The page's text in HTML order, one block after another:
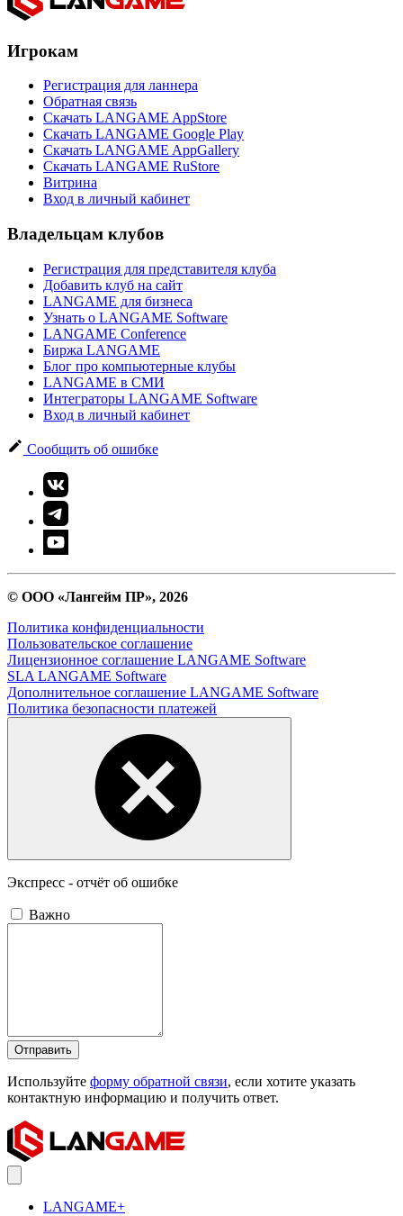
Игрокам
Регистрация для ланнера
Обратная связь
Скачать LANGAME AppStore
Скачать LANGAME Google Play
Скачать LANGAME AppGallery
Скачать LANGAME RuStore
Витрина
Вход в личный кабинет
Владельцам клубов
Регистрация для представителя клуба
Добавить клуб на сайт
LANGAME для бизнеса
Узнать о LANGAME Software
LANGAME Conference
Биржа LANGAME
Блог про компьютерные клубы
LANGAME в СМИ
Интеграторы LANGAME Software
Вход в личный кабинет
Сообщить об ошибке
© ООО «Лангейм ПР», 2026
Политика конфиденциальности
Пользовательское соглашение
Лицензионное соглашение LANGAME Software
SLA LANGAME Software
Дополнительное соглашение LANGAME Software
Политика безопасности платежей
Экспресс - отчёт об ошибке
Важно
Отправить
Используйте форму обратной связи, если хотите указать
контактную информацию и получить ответ.
LANGAME+